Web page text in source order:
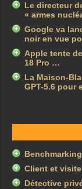
Le directeur
« armes
Google va
noir en vue
Apple tente
18 Pro …
La Maison-
GPT-5.6 pour
Benchmarking
Client et
Détective